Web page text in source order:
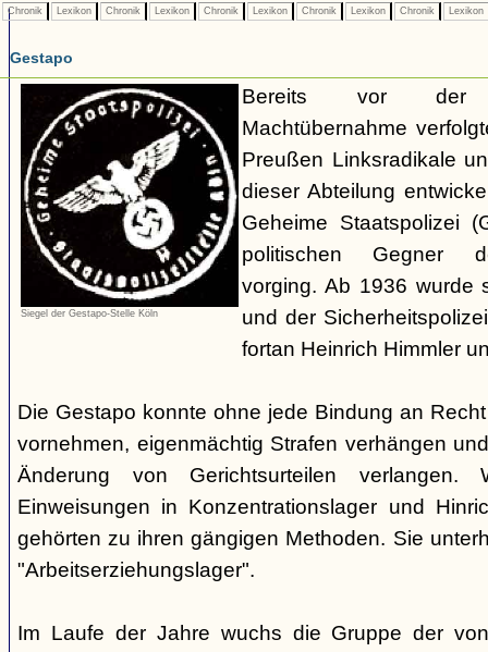
Chronik Lexikon Chronik Lexikon Chronik Lexikon Chronik Lexikon Chronik Lexikon
Gestapo
Siegel der Gestapo-Stelle Köln
Bereits vor der
Machtübernahme
Preußen Linksradikale
dieser Abteilung
Geheime Staatspolizei
politischen Gegner
vorging. Ab 1936 wurde
und der
fortan Heinrich Himmler
Die Gestapo konnte ohne jede Bindung an
vornehmen, eigenmächtig Strafen verhängen
Änderung von Gerichtsurteilen verlangen.
Einweisungen in Konzentrationslager und
gehörten zu ihren gängigen Methoden. Sie
"Arbeitserziehungslager".
Im Laufe der Jahre wuchs die Gruppe der